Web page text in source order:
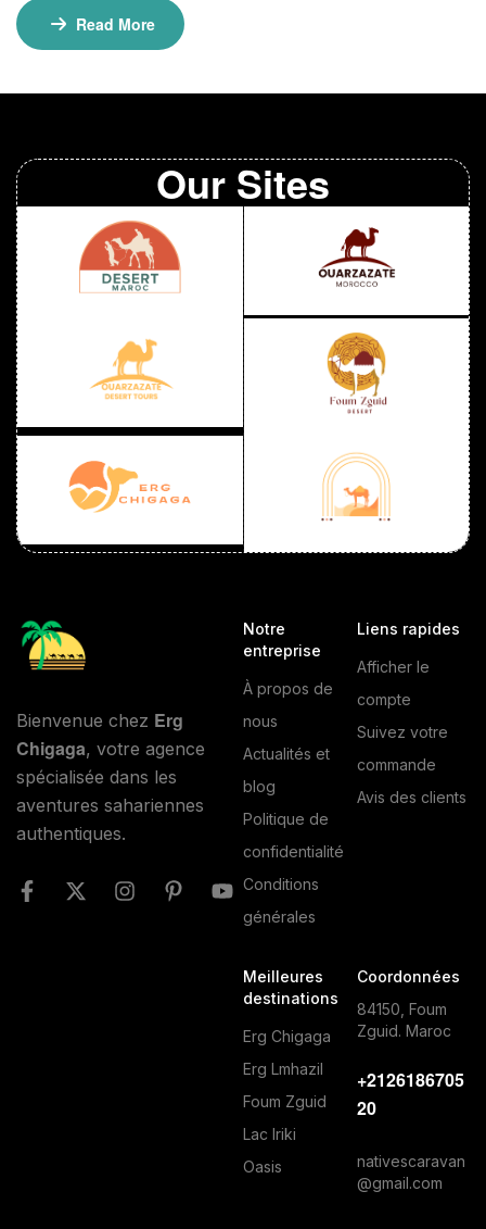
dans la sérénité du désert, découvrez sa diversité et
vivez une immersion unique dans la culture
verdoyantes et vastes plaines désertiques. ⏳ Durée : 7
Pratiques 👜 Équipement recommandé : Chaussures de
randonnée confortables. Vêtements […]
Read More
Our Sites
Bienvenue chez Erg
Chigaga, votre agence
spécialisée dans les
aventures sahariennes
authentiques.
Notre
entreprise
À propos de
nous
Actualités et
blog
Politique de
confidentialité
Conditions
générales
Liens rapides
Afficher le
compte
Suivez votre
commande
Avis des clients
Meilleures
destinations
Erg Chigaga
Erg Lmhazil
Foum Zguid
Lac Iriki
Oasis
Coordonnées
84150, Foum
Zguid. Maroc
+2126186705
20
nativescaravan
@gmail.com